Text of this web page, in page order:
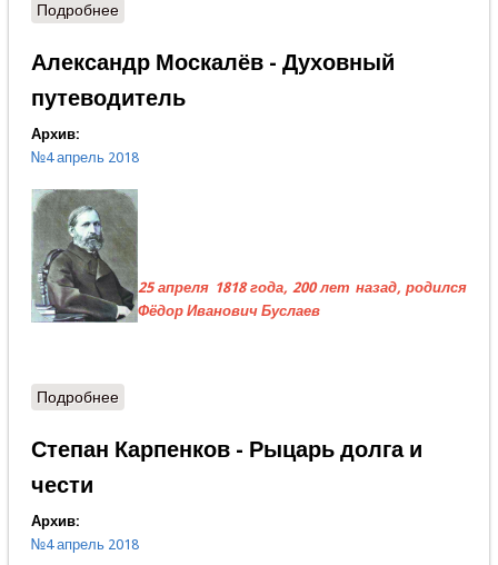
Подробнеео Александр Вяземский - Освободитель славян
Александр Москалёв - Духовный
путеводитель
Архив:
№4 апрель 2018
25 апреля 1818 года, 200 лет назад, родился
Фёдор Иванович Буслаев
Подробнеео Александр Москалёв - Духовный путеводитель
Степан Карпенков - Рыцарь долга и
чести
Архив:
№4 апрель 2018